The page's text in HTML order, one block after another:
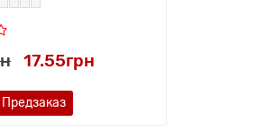
17.55грн
Предзаказ